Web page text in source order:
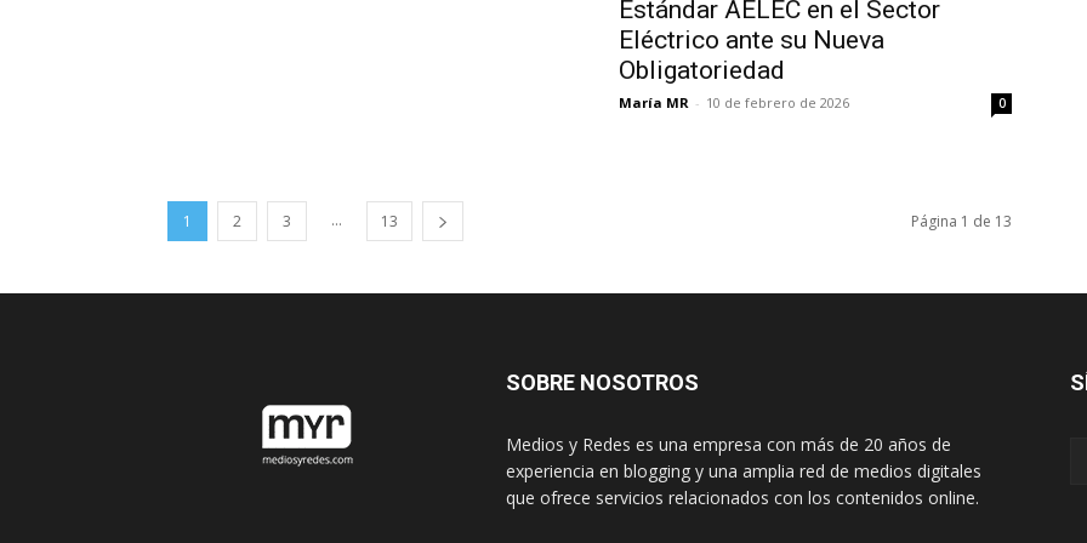
Estándar AELEC en el Sector
Eléctrico ante su Nueva
Obligatoriedad
María MR - 10 de febrero de 2026 0
1 2 3 ... 13 Página 1 de 13
SOBRE NOSOTROS
Medios y Redes es una empresa con más de 20 años de
experiencia en blogging y una amplia red de medios digitales
que ofrece servicios relacionados con los contenidos online.